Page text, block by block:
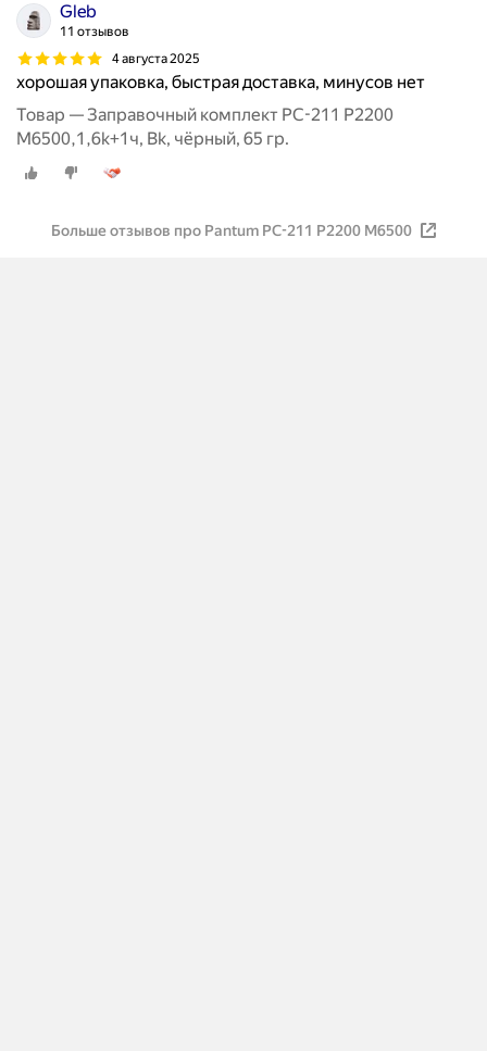
Gleb
11 отзывов
4 августа 2025
хорошая упаковка, быстрая доставка, минусов нет
Товар — Заправочный комплект PC-211 P2200
M6500,1,6k+1ч, Bk, чёрный, 65 гр.
Больше отзывов про Pantum PC-211 P2200 M6500